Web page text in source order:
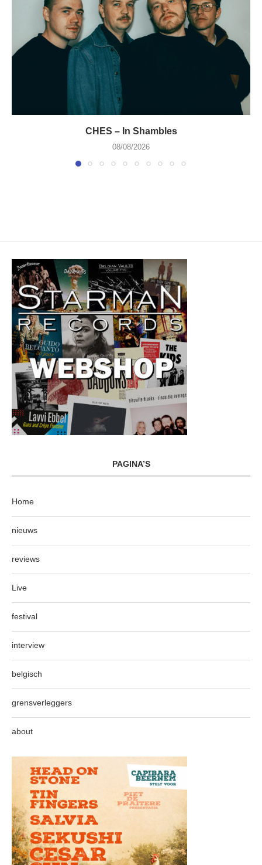
CHES – In Shambles
08/08/2026
PAGINA’S
Home
nieuws
reviews
Live
festival
interview
belgisch
grensverleggers
about